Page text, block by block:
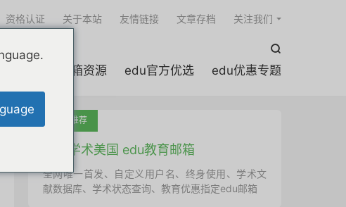

edu邮箱资源 edu官方优选 edu优惠专题
资格认证 关于本站 友情链接 文章存档 关注我们
吐血推荐
国外学术美国 edu教育邮箱
全网唯一首发、自定义用户名、终身使用、学术文
献数据库、学术状态查询、教育优惠指定edu邮箱